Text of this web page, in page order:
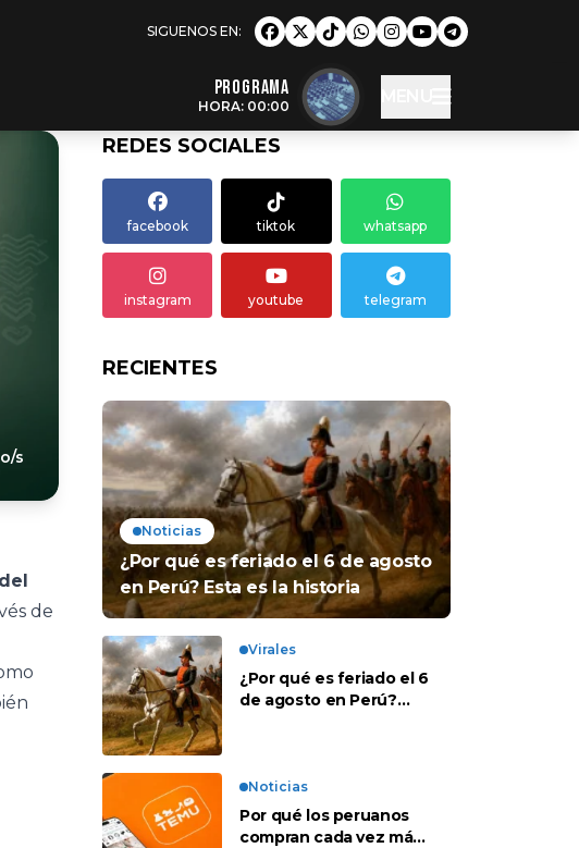
Programa
HORA: 00:00
s
de
REDES SOCIALES
facebook tiktok whatsapp
instagram youtube telegram
RECIENTES
Noticias
¿Por qué es feriado el 6 de agosto
en Perú? Esta es la historia
Virales
¿Por qué es feriado el 6
de agosto en Perú?
Noticias
Por qué los peruanos
compran cada vez más